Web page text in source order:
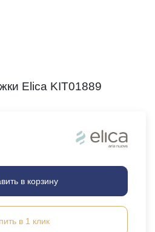
Elica KIT01889
в корзину
в 1 клик